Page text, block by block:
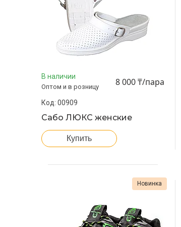
В наличии
Оптом и в розницу 8 000 ₸/пара
00909
Сабо ЛЮКС женские
Купить
Новинка